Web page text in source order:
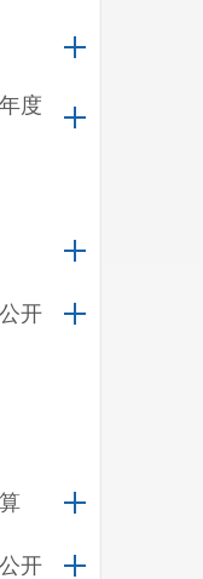
度
开
开